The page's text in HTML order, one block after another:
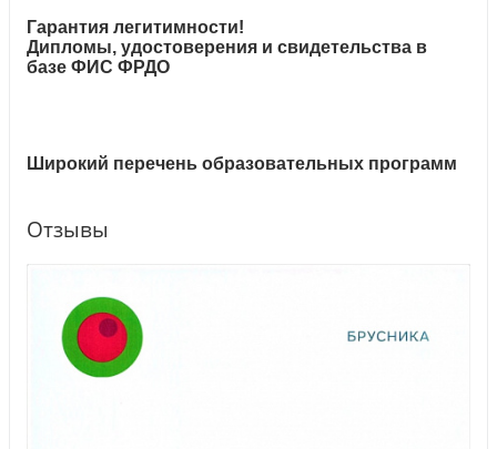
Гарантия легитимности!
Дипломы, удостоверения и свидетельства в
базе ФИС ФРДО
Широкий перечень образовательных программ
Отзывы